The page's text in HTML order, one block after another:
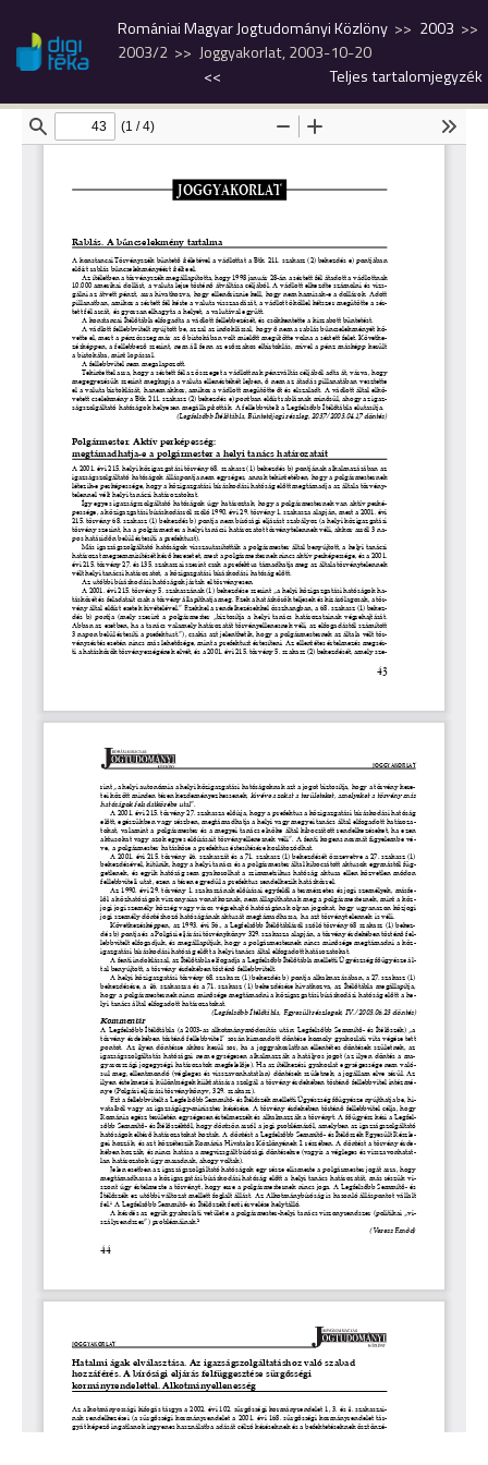
Romániai Magyar Jogtudományi Közlöny
2003
2003/2
Joggyakorlat, 2003-10-20
<<
Teljes tartalomjegyzék